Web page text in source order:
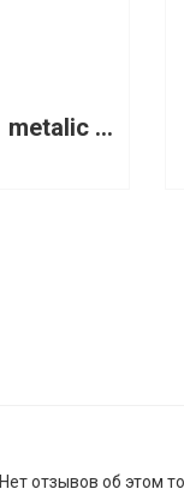
ARS краска 2:1 metalic OPEL 157
Нет отзывов об этом